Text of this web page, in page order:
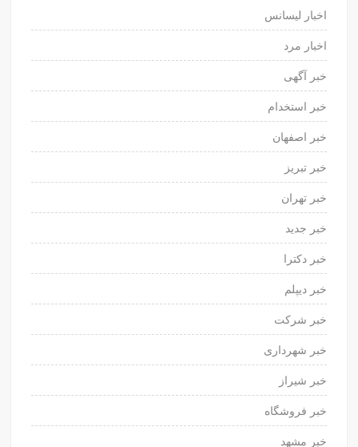
اخبار لیسانس
اخبار مرد
خبر آگهی
خبر استخدام
خبر اصفهان
خبر تبریز
خبر تهران
خبر جدید
خبر دکترا
خبر دیپلم
خبر شرکت
خبر شهرداری
خبر شیراز
خبر فروشگاه
خبر مشهد